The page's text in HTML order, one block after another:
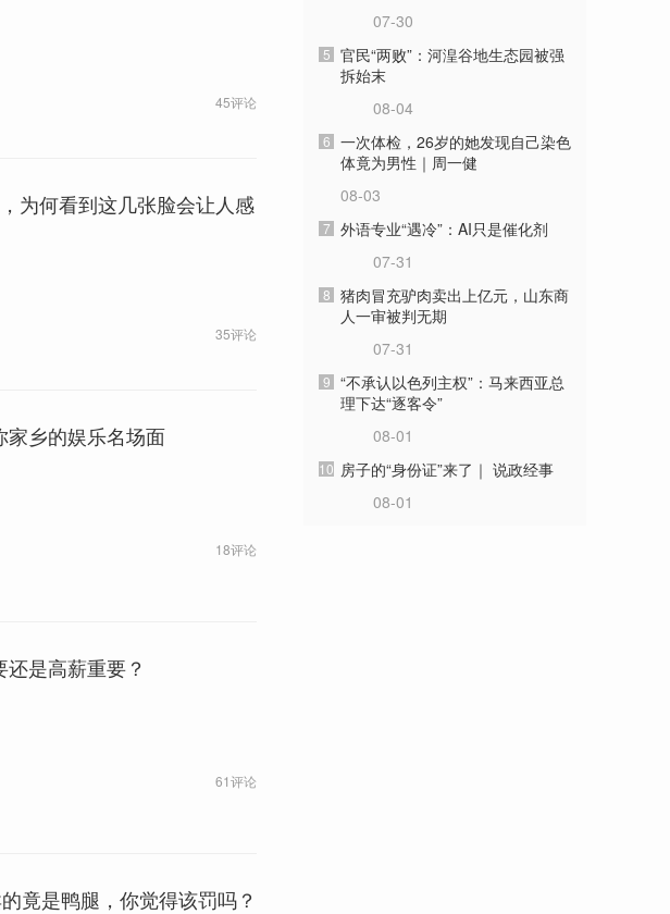
45评论
为何看到这几张脸会让人感
35评论
家乡的娱乐名场面
18评论
是高薪重要？
61评论
竟是鸭腿，你觉得该罚吗？
07-30
5 官民“两败”：河湟谷地生态园被强
拆始末
08-04
6 一次体检，26岁的她发现自己染色
体竟为男性｜周一健
08-03
7 外语专业“遇冷”：AI只是催化剂
07-31
8 猪肉冒充驴肉卖出上亿元，山东商
人一审被判无期
07-31
9 “不承认以色列主权”：马来西亚总
理下达“逐客令”
08-01
10 房子的“身份证”来了｜ 说政经事
08-01